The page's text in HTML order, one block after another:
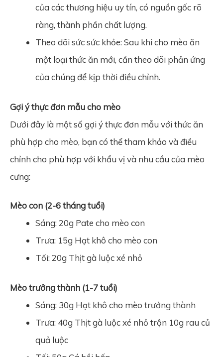
của các thương hiệu uy tín, có nguồn gốc rõ
ràng, thành phần chất lượng.
Theo dõi sức sức khỏe: Sau khi cho mèo ăn
một loại thức ăn mới, cần theo dõi phản ứng
của chúng để kịp thời điều chỉnh.
Gợi ý thực đơn mẫu cho mèo
Dưới đây là một số gợi ý thực đơn mẫu với thức ăn
phù hợp cho mèo, bạn có thể tham khảo và điều
chỉnh cho phù hợp với khẩu vị và nhu cầu của mèo
cưng:
Mèo con (2-6 tháng tuổi)
Sáng: 20g Pate cho mèo con
Trưa: 15g Hạt khô cho mèo con
Tối: 20g Thịt gà luộc xé nhỏ
Mèo trưởng thành (1-7 tuổi)
Sáng: 30g Hạt khô cho mèo trưởng thành
Trưa: 40g Thịt gà luộc xé nhỏ trộn 10g rau củ
quả luộc